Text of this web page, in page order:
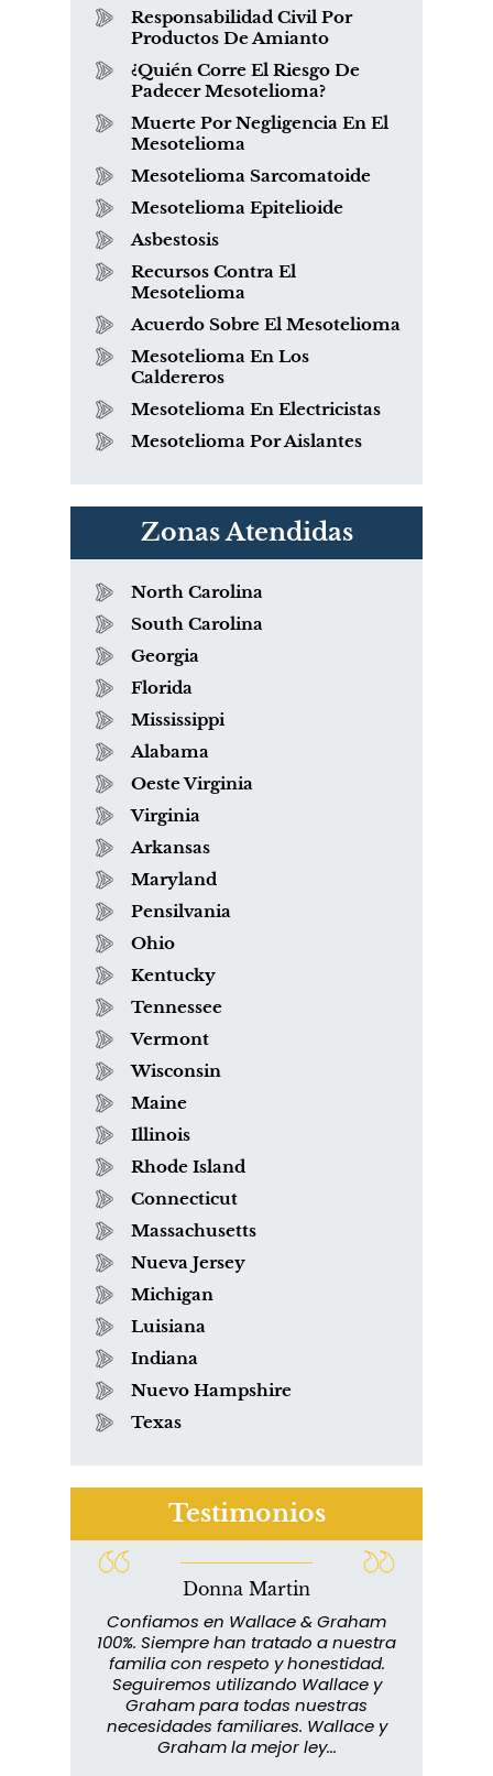
Responsabilidad Civil Por
Productos De Amianto
¿Quién Corre El Riesgo De
Padecer Mesotelioma?
Muerte Por Negligencia En El
Mesotelioma
Mesotelioma Sarcomatoide
Mesotelioma Epitelioide
Asbestosis
Recursos Contra El
Mesotelioma
Acuerdo Sobre El Mesotelioma
Mesotelioma En Los
Caldereros
Mesotelioma En Electricistas
Mesotelioma Por Aislantes
Zonas Atendidas
North Carolina
South Carolina
Georgia
Florida
Mississippi
Alabama
Oeste Virginia
Virginia
Arkansas
Maryland
Pensilvania
Ohio
Kentucky
Tennessee
Vermont
Wisconsin
Maine
Illinois
Rhode Island
Connecticut
Massachusetts
Nueva Jersey
Michigan
Luisiana
Indiana
Nuevo Hampshire
Texas
Testimonios
Donna Martin
Confiamos en Wallace & Graham
100%. Siempre han tratado a nuestra
familia con respeto y honestidad.
Seguiremos utilizando Wallace y
Graham para todas nuestras
necesidades familiares. Wallace y
Graham la mejor ley...